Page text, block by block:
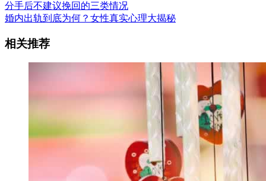
分手后不建议挽回的三类情况
婚内出轨到底为何？女性真实心理大揭秘
相关推荐